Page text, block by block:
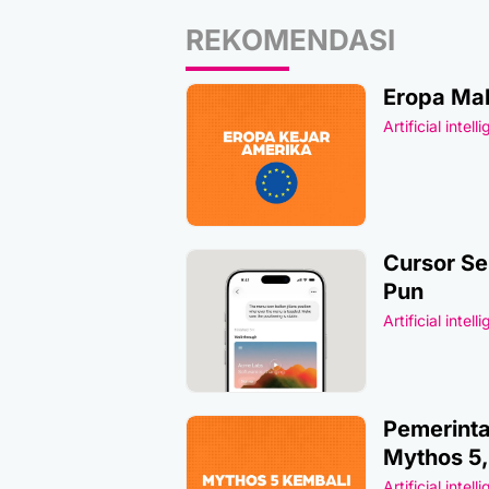
REKOMENDASI
Eropa
Artificial
Cursor
Pun
Artificial
Mythos